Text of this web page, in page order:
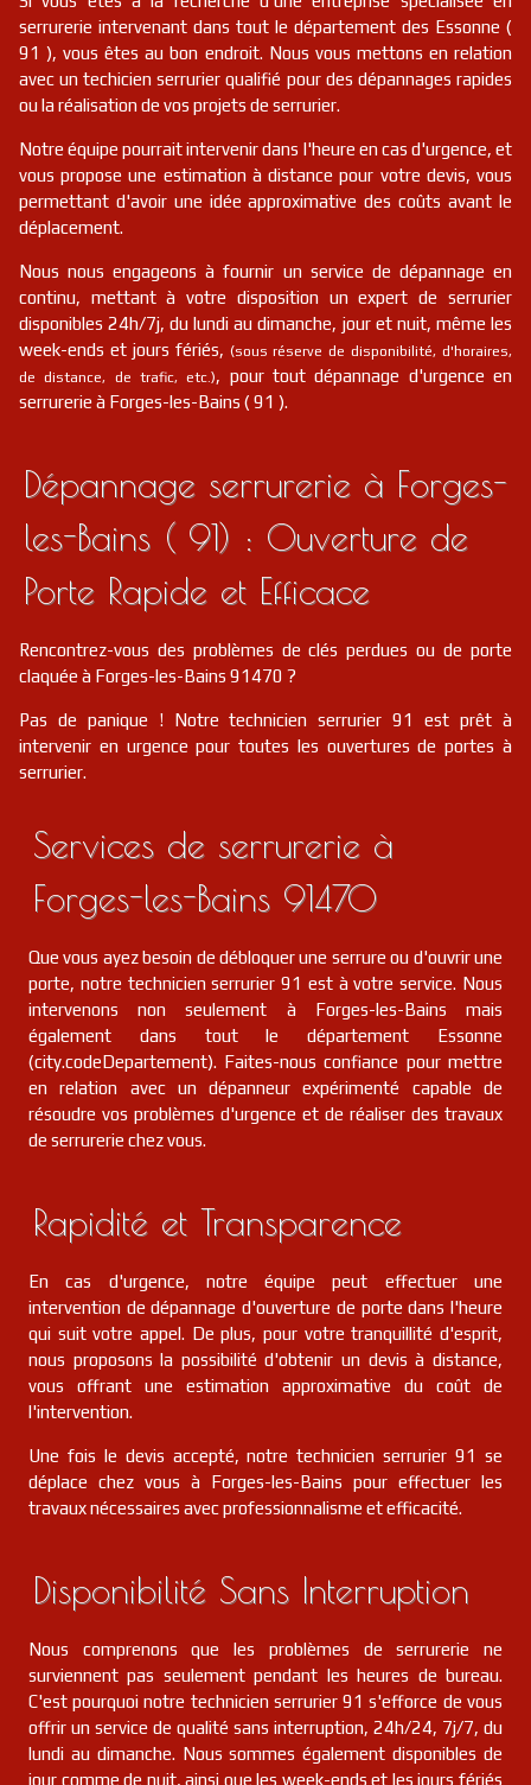
serrurier 91 Étiolles FR 91450
serrurier 91 Orsay FR
serrurier 91 Égly FR 91520
serrurier 91 Richarville FR
serrurier 91 Chamarande FR 91730
91 Forges-les-bains FR 91470
serrurier 91 Marolles-en-hurepoix FR 91630
91750
serrurerie intervenant dans tout le département des Essonne (
91 ), vous êtes au bon endroit. Nous vous mettons en relation
avec un techicien serrurier qualifié pour des dépannages rapides
ou la réalisation de vos projets de serrurier.
Notre équipe pourrait intervenir dans l'heure en cas d'urgence, et
vous propose une estimation à distance pour votre devis, vous
permettant d'avoir une idée approximative des coûts avant le
déplacement.
Nous nous engageons à fournir un service de dépannage en
continu, mettant à votre disposition un expert de serrurier
disponibles 24h/7j, du lundi au dimanche, jour et nuit, même les
week-ends et jours fériés, (sous réserve de disponibilité, d'horaires,
de distance, de trafic, etc.), pour tout dépannage d'urgence en
serrurerie à Forges-les-Bains ( 91 ).
Dépannage serrurerie à Forges-
les-Bains ( 91) : Ouverture de
Porte Rapide et Efficace
Rencontrez-vous des problèmes de clés perdues ou de porte
claquée à Forges-les-Bains 91470 ?
Pas de panique ! Notre technicien serrurier 91 est prêt à
intervenir en urgence pour toutes les ouvertures de portes à
serrurier.
Services de serrurerie à
Forges-les-Bains 91470
Que vous ayez besoin de débloquer une serrure ou d'ouvrir une
porte, notre technicien serrurier 91 est à votre service. Nous
intervenons non seulement à Forges-les-Bains mais
également dans tout le département Essonne
(city.codeDepartement). Faites-nous confiance pour mettre
en relation avec un dépanneur expérimenté capable de
résoudre vos problèmes d'urgence et de réaliser des travaux
de serrurerie chez vous.
Rapidité et Transparence
En cas d'urgence, notre équipe peut effectuer une
intervention de dépannage d'ouverture de porte dans l'heure
qui suit votre appel. De plus, pour votre tranquillité d'esprit,
nous proposons la possibilité d'obtenir un devis à distance,
vous offrant une estimation approximative du coût de
l'intervention.
Une fois le devis accepté, notre technicien serrurier 91 se
déplace chez vous à Forges-les-Bains pour effectuer les
travaux nécessaires avec professionnalisme et efficacité.
Disponibilité Sans Interruption
Nous comprenons que les problèmes de serrurerie ne
surviennent pas seulement pendant les heures de bureau.
C'est pourquoi notre technicien serrurier 91 s'efforce de vous
offrir un service de qualité sans interruption, 24h/24, 7j/7, du
lundi au dimanche. Nous sommes également disponibles de
jour comme de nuit, ainsi que les week-ends et les jours fériés